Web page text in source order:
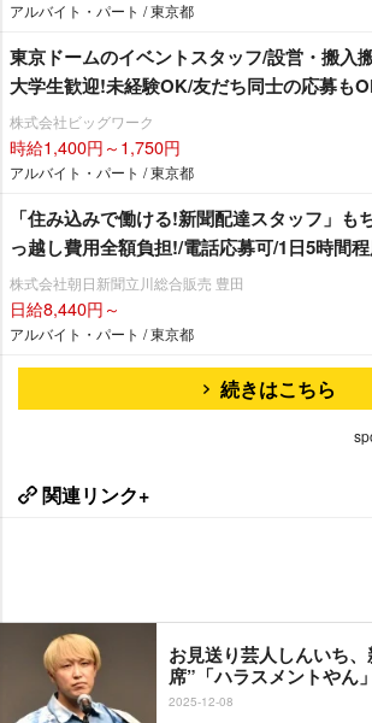
アルバイト・パート / 東京都
東京ドームのイベントスタッフ/設営・搬入
大学生歓迎!未経験OK/友だち同士の応募も
株式会社ビッグワーク
時給1,400円～1,750円
アルバイト・パート / 東京都
「住み込みで働ける!新聞配達スタッフ」も
っ越し費用全額負担!/電話応募可/1日5時間
株式会社朝日新聞立川総合販売 豊田
日給8,440円～
アルバイト・パート / 東京都
続きはこちら
関連リンク+
お見送り芸人しんいち
席”「ハラスメントやん」
2025-12-08